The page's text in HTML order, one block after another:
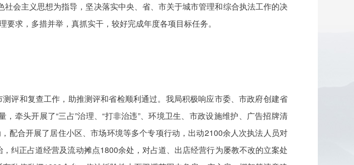
会主义思想为指导，坚决落实中央、省、市关于城市管理和综合执法工作的决
求，多措并举，真抓实干，较好完成年度各项目标任务。
评和复查工作，助推测评和省检顺利通过。我局积极响应市委、市政府创建省
牵头开展了“三占”治理、“打非治违”、环境卫生、市政设施维护、广告招牌清
配合开展了居住小区、市场环境等多个专项行动，出动2100余人次执法人员对
纠正占道经营及流动摊点1800余处，对占道、出店经营行为屡教不改的立案处